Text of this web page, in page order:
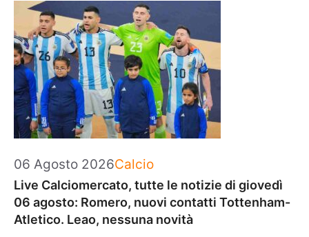
06 Agosto 2026Categorie
Calcio
Live Calciomercato, tutte le notizie di giovedì
06 agosto: Romero, nuovi contatti Tottenham-
Atletico. Leao, nessuna novità